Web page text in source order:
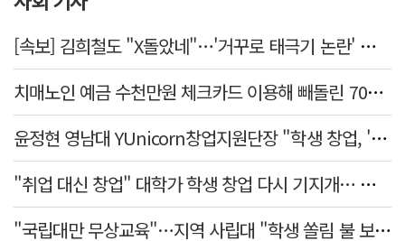
[속보] 김희철도 "X돌았네"…'거꾸로 태극기 논란' 인천시 현수막, 이틀 만에 철거
치매노인 예금 수천만원 체크카드 이용해 빼돌린 70대 간병인, 집행유예
윤정현 영남대 YUnicorn창업지원단장 "학생 창업, '팀 빌딩'이 제일 중요"
"취업 대신 창업" 대학가 학생 창업 다시 기지개… 창업자·기업·매출 동반 성장
"국립대만 무상교육"…지역 사립대 "학생 쏠림 불 보듯"